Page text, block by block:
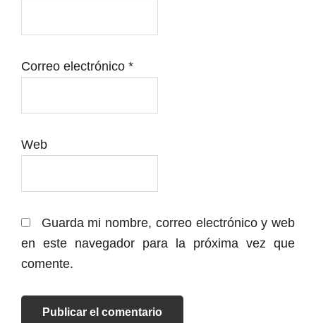
Correo electrónico *
Web
Guarda mi nombre, correo electrónico y web
en este navegador para la próxima vez que
comente.